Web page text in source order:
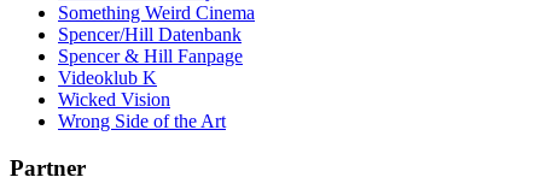
Something Weird Cinema
Spencer/Hill Datenbank
Spencer & Hill Fanpage
Videoklub K
Wicked Vision
Wrong Side of the Art
Partner